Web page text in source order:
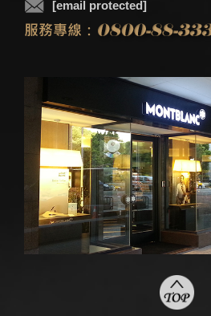
[email protected]